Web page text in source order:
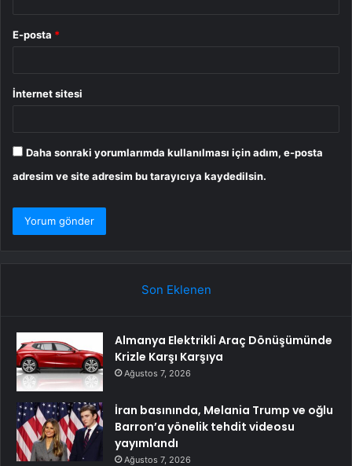
E-posta *
İnternet sitesi
Daha sonraki yorumlarımda kullanılması için adım, e-posta
adresim ve site adresim bu tarayıcıya kaydedilsin.
Son Eklenen
Almanya Elektrikli Araç Dönüşümünde
Krizle Karşı Karşıya
Ağustos 7, 2026
İran basınında, Melania Trump ve oğlu
Barron’a yönelik tehdit videosu
yayımlandı
Ağustos 7, 2026